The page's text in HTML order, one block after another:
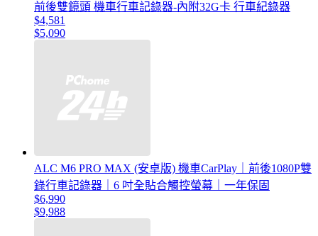
前後雙鏡頭 機車行車記錄器-內附32G卡 行車紀錄器
$4,581
$5,090
ALC M6 PRO MAX (安卓版) 機車CarPlay｜前後1080P雙
錄行車記錄器｜6 吋全貼合觸控螢幕｜一年保固
$6,990
$9,988